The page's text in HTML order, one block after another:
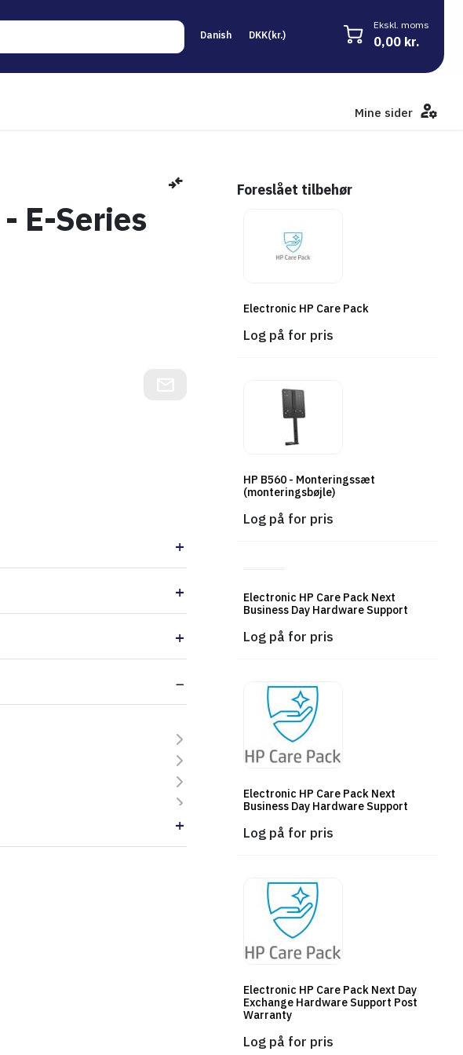
0,00 kr.
Ekskl. moms
Mine sider
E-Series
Foreslået tilbehør
Electronic HP Care Pack
Log på for pris
HP B560 - Monteringssæt
(monteringsbøjle)
Log på for pris
Electronic HP Care Pack Next
Business Day Hardware Support
Log på for pris
Electronic HP Care Pack Next
Business Day Hardware Support
Log på for pris
Electronic HP Care Pack Next Day
Exchange Hardware Support Post
Warranty
Log på for pris